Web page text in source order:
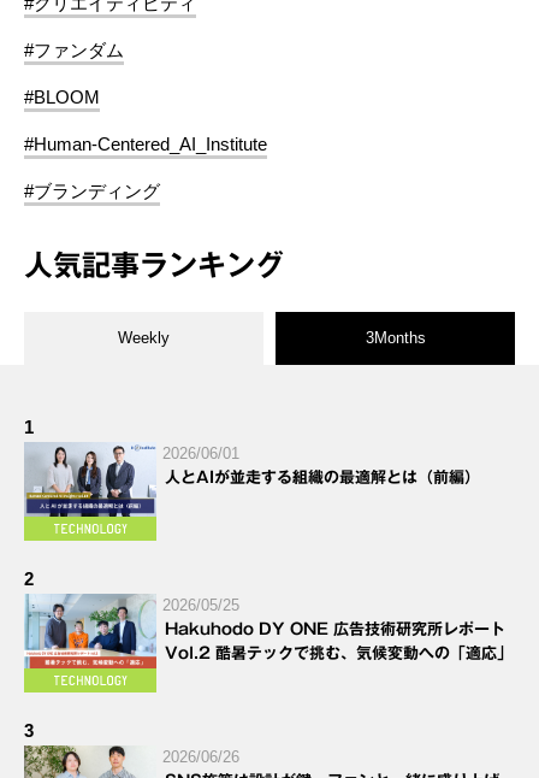
#ファンダム
#BLOOM
#Human-Centered_AI_Institute
#ブランディング
人気記事ランキング
Weekly 3Months
1
2026/06/01
人とAIが並走する組織の最適解とは（前編）
2
2026/05/25
Hakuhodo DY ONE 広告技術研究所レポート
Vol.2 酷暑テックで挑む、気候変動への「適応」
3
2026/06/26